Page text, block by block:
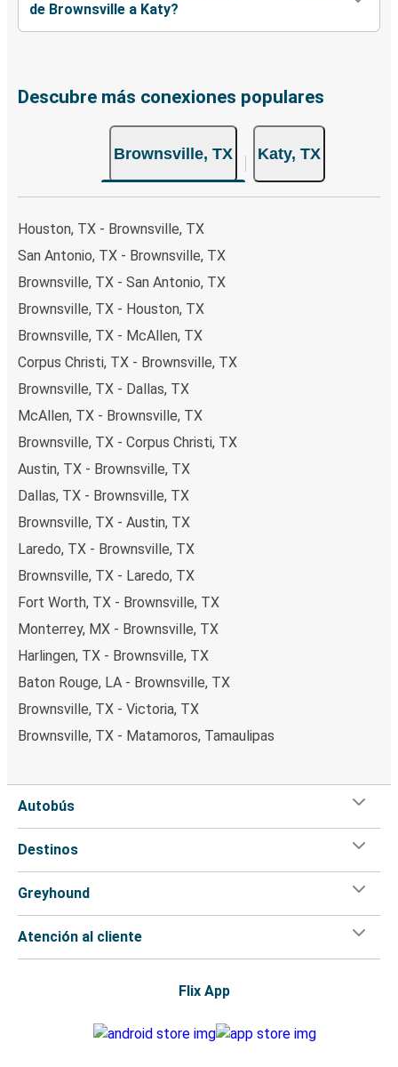
de Brownsville a Katy?
Descubre más conexiones populares
Brownsville, TX Katy, TX
Houston, TX - Brownsville, TX
San Antonio, TX - Brownsville, TX
Brownsville, TX - San Antonio, TX
Brownsville, TX - Houston, TX
Brownsville, TX - McAllen, TX
Corpus Christi, TX - Brownsville, TX
Brownsville, TX - Dallas, TX
McAllen, TX - Brownsville, TX
Brownsville, TX - Corpus Christi, TX
Austin, TX - Brownsville, TX
Dallas, TX - Brownsville, TX
Brownsville, TX - Austin, TX
Laredo, TX - Brownsville, TX
Brownsville, TX - Laredo, TX
Fort Worth, TX - Brownsville, TX
Monterrey, MX - Brownsville, TX
Harlingen, TX - Brownsville, TX
Baton Rouge, LA - Brownsville, TX
Brownsville, TX - Victoria, TX
Brownsville, TX - Matamoros, Tamaulipas
Autobús
Destinos
Greyhound
Atención al cliente
Flix App